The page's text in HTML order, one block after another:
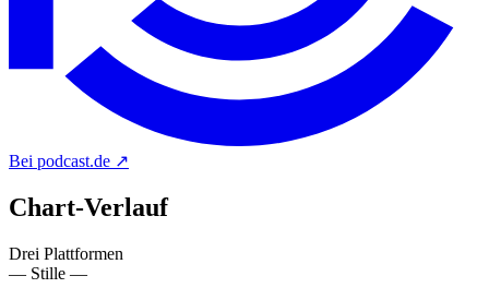
Bei podcast.de ↗
Chart-Verlauf
Drei Plattformen
— Stille —